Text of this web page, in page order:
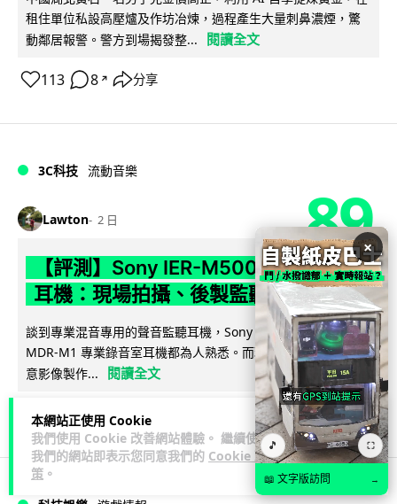
本網站正使用 Cookie
我們使用 Cookie 改善網站體驗。 繼續使用
我們的網站即表示您同意我們的 Cookie 政
策 。
租住單位私設高壓爐及作坊冶煉，過程產生大量刺鼻濃煙，驚
動鄰居報警。警方到場揭發整...
閱讀全文
113 8 ↗ 分享
3C科技 流動音樂
Lawton 2 日 89
【評測】Sony IER-M500 入耳式監聽
耳機：現場拍攝、後製監聽與人聲利器
談到專業混音專用的聲音監聽耳機，Sony 經典 MDR-7506 到
MDR-M1 專業錄音室耳機都為人熟悉。而現在舞台製作者與創
意影像製作...
閱讀全文
39 5↗ 分享
×
🎵 ⛶
📖 文字版訪問 →